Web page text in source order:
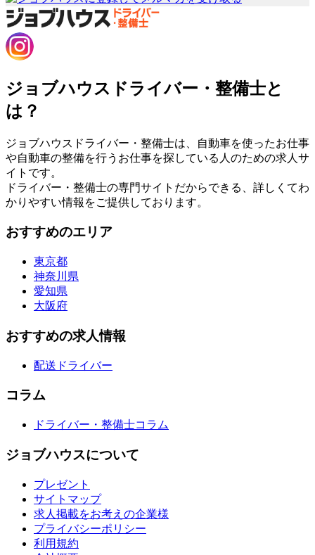
ジョブハウスドライバー・整備士と
は？
ジョブハウスドライバー・整備士は、自動車を使ったお仕事
や自動車の整備を行うお仕事を探している人のための求人サ
イトです。
ドライバー・整備士の専門サイトだからできる、詳しくてわ
かりやすい情報をご提供しております。
おすすめのエリア
東京都
神奈川県
愛知県
大阪府
おすすめの求人情報
配送ドライバー
コラム
ドライバー・整備士コラム
ジョブハウスについて
プレゼント
サイトマップ
求人掲載をお考えの企業様
プライバシーポリシー
利用規約